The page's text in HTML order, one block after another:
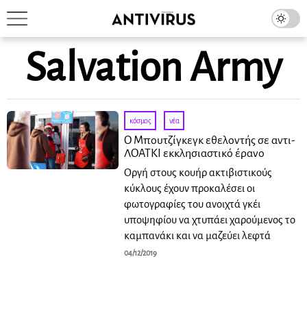
Salvation Army
κόσμος · νέα
Ο Μπουτζίγκεγκ εθελοντής σε αντι-
ΛΟΑΤΚΙ εκκλησιαστικό έρανο
Οργή στους κουήρ ακτιβιστικούς
κύκλους έχουν προκαλέσει οι
φωτογραφίες του ανοιχτά γκέι
υποψηφίου να χτυπάει χαρούμενος το
καμπανάκι και να μαζεύει λεφτά
04/12/2019